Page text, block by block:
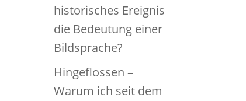
historisches Ereignis
die Bedeutung einer
Bildsprache?
Hingeflossen –
Warum ich seit dem